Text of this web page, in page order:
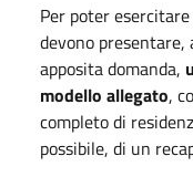
Per poter
devono presentare,
apposita domanda,
modello allegato,
completo di
possibile, di un